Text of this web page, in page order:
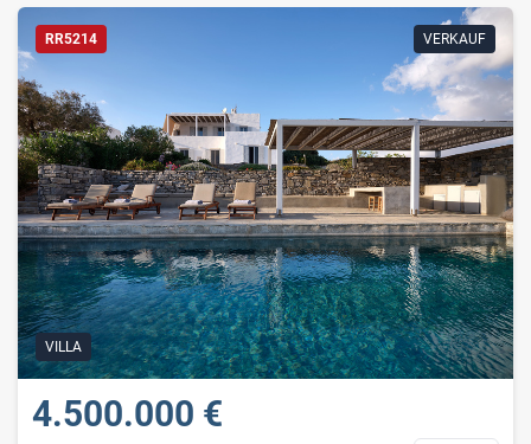
4.500.000 €
RR5214 VERKAUF
VILLA